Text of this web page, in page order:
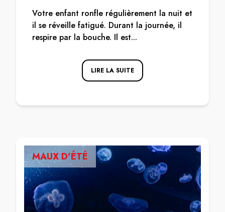
Votre enfant ronfle régulièrement la nuit et
il se réveille fatigué. Durant la journée, il
respire par la bouche. Il est...
LIRE LA SUITE
MAUX D'ÉTÉ